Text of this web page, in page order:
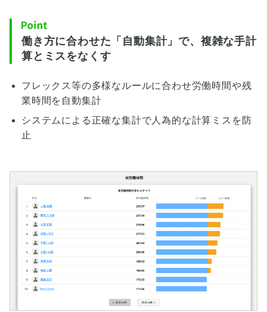
働き方に合わせた「自動集計」で、複雑な手計
算とミスをなくす
フレックス等の多様なルールに合わせ労働時間や残
業時間を自動集計
システムによる正確な集計で人為的な計算ミスを防
止